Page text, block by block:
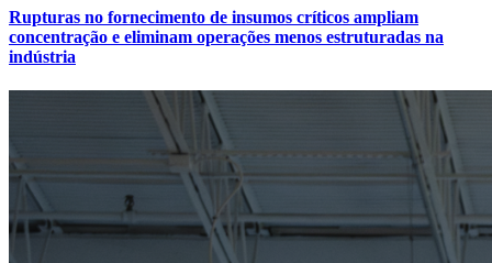
Rupturas no fornecimento de insumos críticos ampliam
concentração e eliminam operações menos estruturadas na
indústria